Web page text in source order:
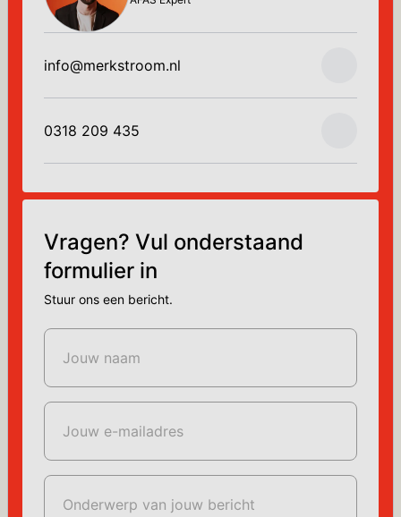
info@merkstroom.nl
0318 209 435
Vragen? Vul onderstaand
formulier in
Stuur ons een bericht.
Jouw naam
Jouw e-mailadres
Onderwerp van jouw bericht